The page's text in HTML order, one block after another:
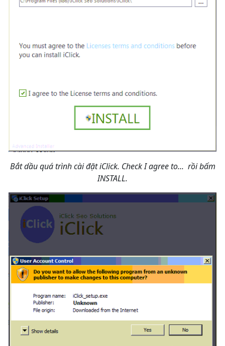
Bắt dầu quá trình cài đặt iClick. Check I agree to... rồi bấm
INSTALL.